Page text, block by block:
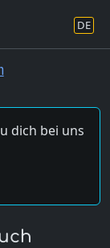
DE
dich bei uns